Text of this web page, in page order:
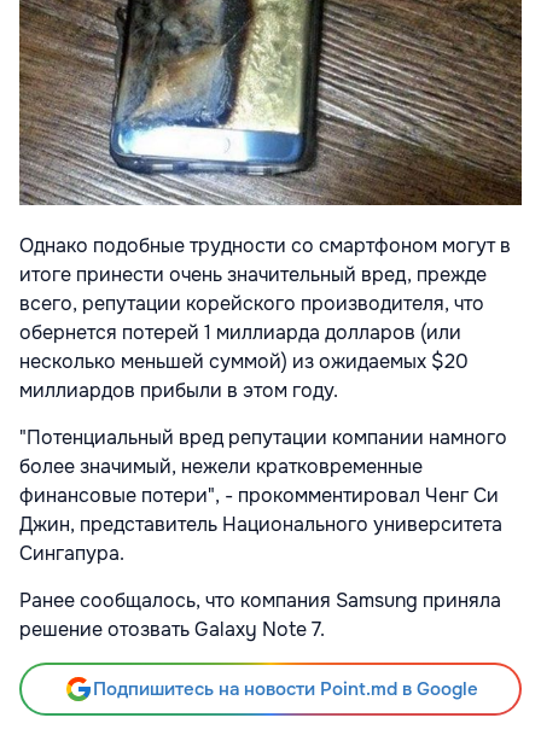
Однако подобные трудности со смартфоном могут в
итоге принести очень значительный вред, прежде
всего, репутации корейского производителя, что
обернется потерей 1 миллиарда долларов (или
несколько меньшей суммой) из ожидаемых $20
миллиардов прибыли в этом году.
"Потенциальный вред репутации компании намного
более значимый, нежели кратковременные
финансовые потери", - прокомментировал Ченг Си
Джин, представитель Национального университета
Сингапура.
Ранее сообщалось, что компания Samsung приняла
решение отозвать Galaxy Note 7.
Подпишитесь на новости Point.md в Google